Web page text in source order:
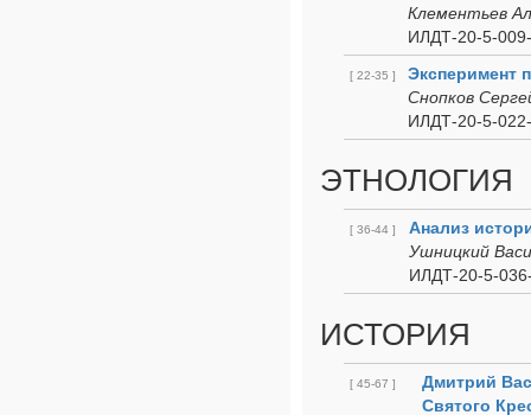
Клементьев
ИЛДТ-20-5-
[ 22-35 ]
Эксперимент
Снопков
ИЛДТ-20-5-
ЭТНОЛОГИЯ
[ 36-44 ]
Анализ
Ушницкий
ИЛДТ-20-5-
ИСТОРИЯ
[ 45-67 ]
Дмитрий
Святого